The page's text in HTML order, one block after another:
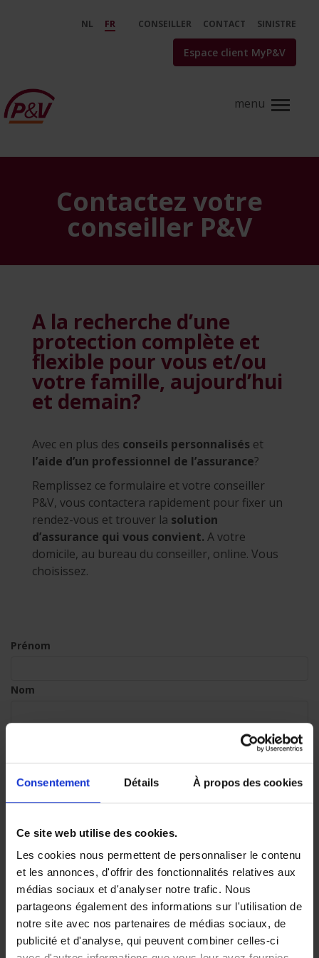
Consentement Détails À propos des cookies
Ce site web utilise des cookies.
Les cookies nous permettent de personnaliser le contenu
et les annonces, d'offrir des fonctionnalités relatives aux
médias sociaux et d'analyser notre trafic. Nous
partageons également des informations sur l'utilisation de
notre site avec nos partenaires de médias sociaux, de
publicité et d'analyse, qui peuvent combiner celles-ci
Clients - My Family - P&amp;V
NL FR CONSEILLER CONTACT SINISTRE
Espace client MyP&V
Contactez votre
conseiller P&V
A la recherche d’une
protection complète et
flexible pour vous et/ou
votre famille, aujourd’hui
et demain?
Avec en plus des conseils personnalisés et
l’aide d’un professionnel de l’assurance?
Remplissez ce formulaire et votre conseiller
P&V, vous contactera rapidement pour fixer un
rendez-vous et trouver la solution
d’assurance qui vous convient. A votre
domicile, au bureau du conseiller, online. Vous
choisissez.
Prénom
:
0/ 280
Nom
:
/ 280
Numéro
:
/ 280
Code postal
:
/ 280
Commune
Numéro de téléphone